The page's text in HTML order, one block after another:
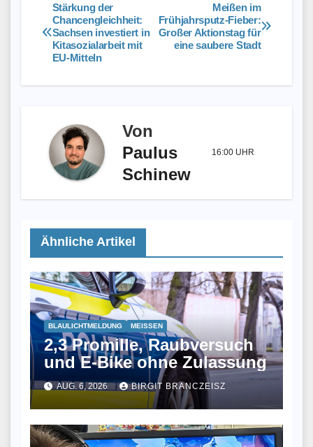
Beitragsnavigation
Meißen im
Frühjahrsputz-Fieber:
Großer Aktionstag für
eine saubere Stadt
Stärkung der
Chancengleichheit:
Sachsen investiert in
Kitasozialarbeit mit
EU-Mitteln
Von
Paulus
Schinew
16:00 UHR
Ähnliche Artikel
BLAULICHTMELDUNG MEISSEN
2,3 Promille, Raubversuch
und E-Bike ohne Zulassung
AUG. 6, 2026 BIRGIT BRANCZEISZ